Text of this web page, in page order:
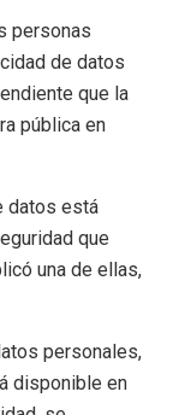
personas
de datos
que la
pública en
datos está
que
una de ellas,
personales,
disponible en